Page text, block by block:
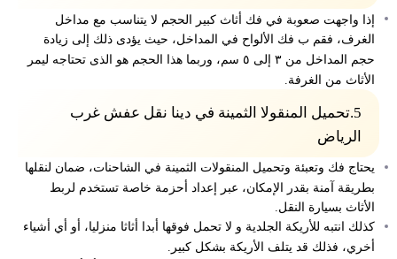
إذا واجهت صعوبة في فك أثاث كبير الحجم لا يتناسب مع مداخل
الغرف، فقم ب فك الألواح في المداخل، حيث يؤدى ذلك إلى زيادة
حجم المداخل من ٣ إلى ٥ سم، وربما هذا الحجم هو الذى تحتاجه ليمر
الأثاث من الغرفة.
5.تحميل المنقولا الثمينة في دينا نقل عفش غرب
الرياض
يحتاج فك وتعبئة وتحميل المنقولات الثمينة في الشاحنات، ضمان لنقلها
بطريقة آمنة بقدر الإمكان، عبر إعداد أحزمة خاصة تستخدم لربط
الأثاث بسيارة النقل.
كذلك انتبه للأريكة الجلدية و لا تحمل فوقها أبدا أثاثا منزليا، أو أي أشياء
أخري، فذلك قد يتلف الأريكة بشكل كبير.